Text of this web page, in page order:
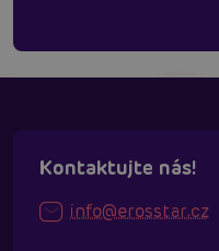
Kontaktujte nás!
info@erosstar.cz